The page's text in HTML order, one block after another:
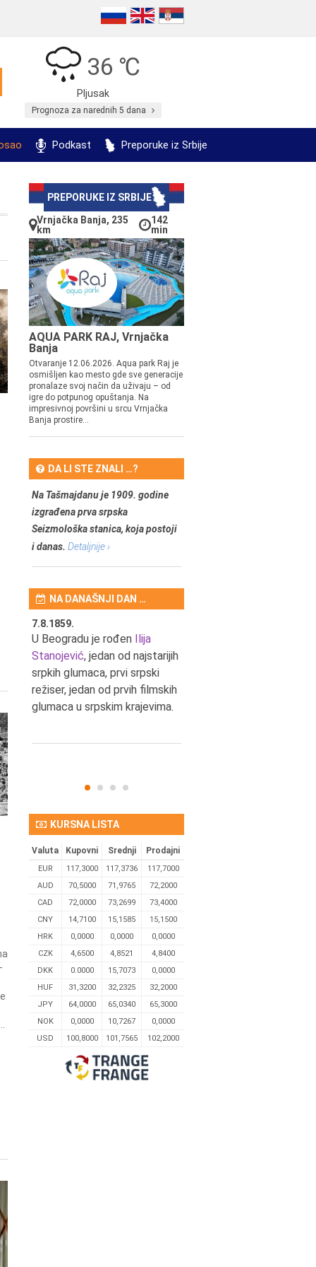
36 ℃
Pljusak
Prognoza za narednih 5 dana
Podkast Preporuke iz Srbije
PREPORUKE IZ SRBIJE
Vrnjačka Banja, 235
km
142
min
AQUA PARK RAJ, Vrnjačka
Banja
Otvaranje 12.06.2026. Aqua park Raj je
osmišljen kao mesto gde sve generacije
pronalaze svoj način da uživaju – od
igre do potpunog opuštanja. Na
impresivnoj površini u srcu Vrnjačka
Banja prostire...
DA LI STE ZNALI …?
Na Tašmajdanu je 1909. godine
izgrađena prva srpska
Seizmološka stanica, koja postoji
i danas. Detaljnije ›
NA DANAŠNJI DAN …
7.8.1859.
U Beogradu je rođen Ilija
Stanojević, jedan od najstarijih
srpkih glumaca, prvi srpski
režiser, jedan od prvih filmskih
glumaca u srpskim krajevima.
KURSNA LISTA
Valuta Kupovni Srednji Prodajni
EUR 117,3000 117,3736
117,7000
AUD
70,5000 71,9765
72,2000
CAD
72,0000 73,2699
73,4000
CNY
14,7100 15,1585
15,1500
HRK
0,0000 0,0000
0,0000
CZK
4,6500 4,8521
4,8400
DKK
0.0000 15,7073
0,0000
HUF
31,3200 32,2325
32,2000
JPY
64,0000 65,0340
65,3000
NOK
0,0000 10,7267
0,0000
USD
100,8000 101,7565 102,2000